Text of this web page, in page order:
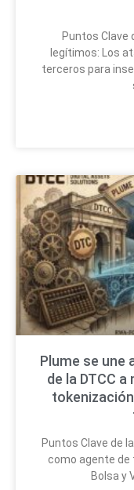
Puntos Clave
legítimos: Los
terceros para
Plume se une
de la DTCC
Puntos Clave de
como agente de
Bolsa y